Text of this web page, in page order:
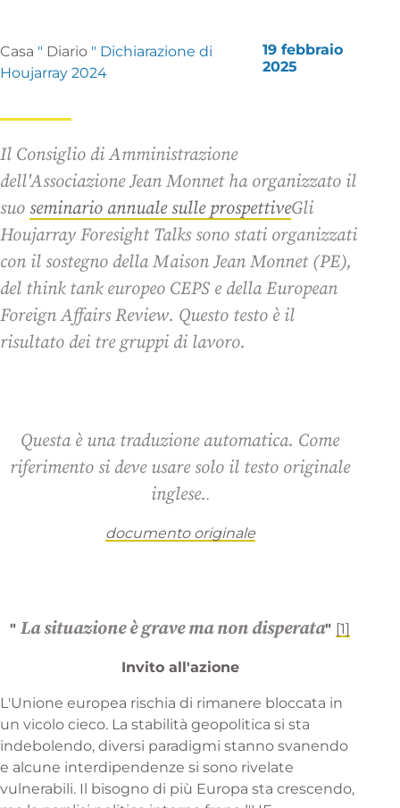
Casa " Diario " Dichiarazione di
Houjarray 2024
19 febbraio
2025
Il Consiglio di Amministrazione
dell'Associazione Jean Monnet ha organizzato il
suo seminario annuale sulle prospettiveGli
Houjarray Foresight Talks sono stati organizzati
con il sostegno della Maison Jean Monnet (PE),
del think tank europeo CEPS e della European
Foreign Affairs Review. Questo testo è il
risultato dei tre gruppi di lavoro.
Questa è una traduzione automatica. Come
riferimento si deve usare solo il testo originale
inglese..
documento originale
"La situazione è grave ma non disperata" [1]
Invito all'azione
L'Unione europea rischia di rimanere bloccata in
un vicolo cieco. La stabilità geopolitica si sta
indebolendo, diversi paradigmi stanno svanendo
e alcune interdipendenze si sono rivelate
vulnerabili. Il bisogno di più Europa sta crescendo,